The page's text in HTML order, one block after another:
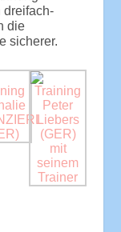
dreifach-
die
sicherer.